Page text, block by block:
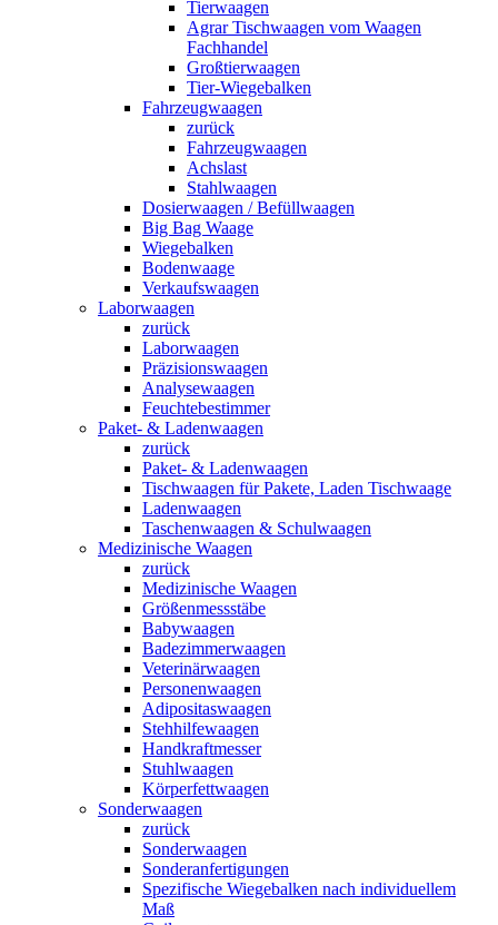
Tierwaagen
Agrar Tischwaagen vom Waagen
Fachhandel
Großtierwaagen
Tier-Wiegebalken
Fahrzeugwaagen
zurück
Fahrzeugwaagen
Achslast
Stahlwaagen
Dosierwaagen / Befüllwaagen
Big Bag Waage
Wiegebalken
Bodenwaage
Verkaufswaagen
Laborwaagen
zurück
Laborwaagen
Präzisionswaagen
Analysewaagen
Feuchtebestimmer
Paket- & Ladenwaagen
zurück
Paket- & Ladenwaagen
Tischwaagen für Pakete, Laden Tischwaage
Ladenwaagen
Taschenwaagen & Schulwaagen
Medizinische Waagen
zurück
Medizinische Waagen
Größenmessstäbe
Babywaagen
Badezimmerwaagen
Veterinärwaagen
Personenwaagen
Adipositaswaagen
Stehhilfewaagen
Handkraftmesser
Stuhlwaagen
Körperfettwaagen
Sonderwaagen
zurück
Sonderwaagen
Sonderanfertigungen
Spezifische Wiegebalken nach individuellem
Maß